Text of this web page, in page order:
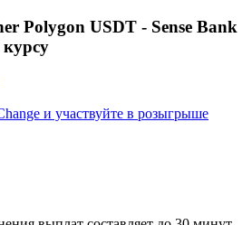
Polygon USDT - Sense Bank
и участвуйте в розыгрыше